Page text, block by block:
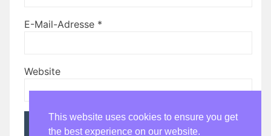
E-Mail-Adresse *
Website
This website uses cookies to ensure you get
the best experience on our website.